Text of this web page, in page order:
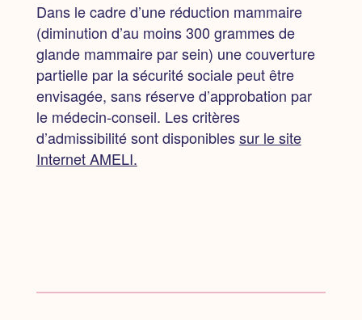
Dans le cadre d’une réduction mammaire
(diminution d’au moins 300 grammes de
glande mammaire par sein) une couverture
partielle par la sécurité sociale peut être
envisagée, sans réserve d’approbation par
le médecin-conseil. Les critères
d’admissibilité sont disponiblessur le site
Internet AMELI.